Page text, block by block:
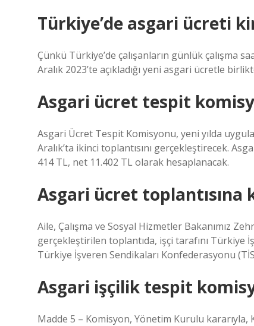
Türkiye’de asgari ücreti
Çünkü Türkiye’de çalışanların günlük çalışma
Aralık 2023’te açıkladığı yeni asgari ücretle
Asgari ücret tespit
Asgari Ücret Tespit Komisyonu, yeni yılda
Aralık’ta ikinci toplantısını gerçekleştirecek.
414 TL, net 11.402 TL olarak hesaplanacak.
Asgari ücret toplantısına
Aile, Çalışma ve Sosyal Hizmetler Bakanımız
gerçekleştirilen toplantıda, işçi tarafını Türkiye
Türkiye İşveren Sendikaları Konfederasyonu
Asgari işçilik tespit
Madde 5 – Komisyon, Yönetim Kurulu